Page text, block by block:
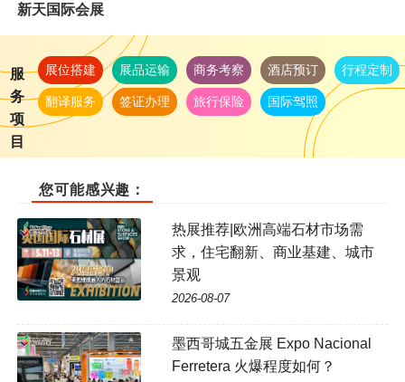
新天国际会展
服
务
项
目
展位搭建 展品运输 商务考察 酒店预订 行程定制
翻译服务 签证办理 旅行保险 国际驾照
您可能感兴趣：
热展推荐|欧洲高端石材市场需
求，住宅翻新、商业基建、城市
景观
2026-08-07
墨西哥城五金展 Expo Nacional
Ferretera 火爆程度如何？